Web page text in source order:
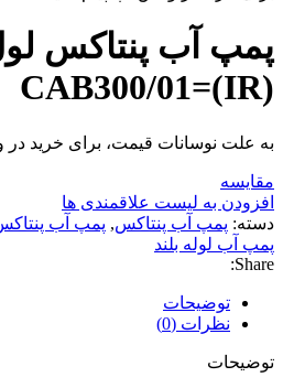
پمپ آب پنتاکس
CAB300/01=(IR)
به علت نوسانات قیمت، برای خرید در
مقایسه
افزودن به لیست علاقمندی ها
دسته: پمپ آب پنتاکس, پمپ آب
پمپ آب لوله بلند
Share:
توضیحات
نظرات (0)
توضیحات